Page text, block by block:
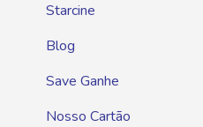
Starcine
Blog
Save Ganhe
Nosso Cartão